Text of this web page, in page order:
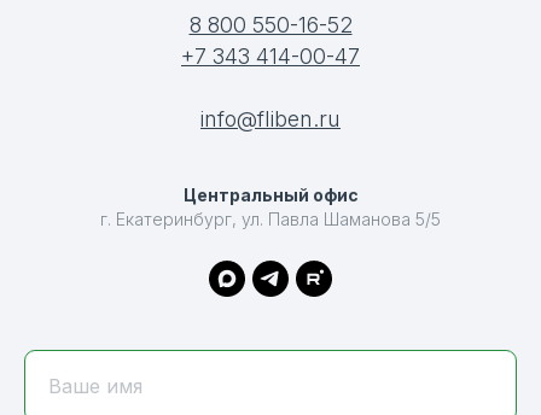
8 800 550-16-52
+7 343 414-00-47
info@fliben.ru
Центральный офис
г. Екатеринбург, ул. Павла Шаманова 5/5
Ваше имя